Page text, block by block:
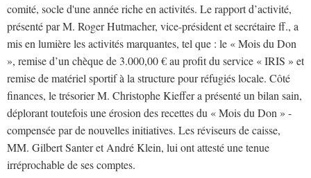
comité, socle d'une année riche en activités. Le rapport d’activité,
présenté par M. Roger Hutmacher, vice-président et secrétaire ff., a
mis en lumière les activités marquantes, tel que : le « Mois du Don
», remise d’un chèque de 3.000,00 € au profit du service « IRIS » et
remise de matériel sportif à la structure pour réfugiés locale. Côté
finances, le trésorier M. Christophe Kieffer a présenté un bilan sain,
déplorant toutefois une érosion des recettes du « Mois du Don » -
compensée par de nouvelles initiatives. Les réviseurs de caisse,
MM. Gilbert Santer et André Klein, lui ont attesté une tenue
irréprochable de ses comptes.